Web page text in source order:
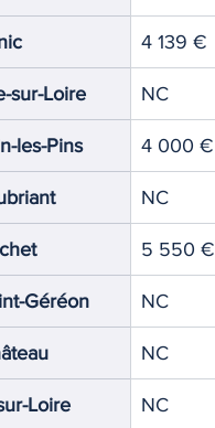
4 139 €
sur-Loire NC
les-Pins 4 000 €
NC
5 550 €
Géréon NC
NC
Loire NC